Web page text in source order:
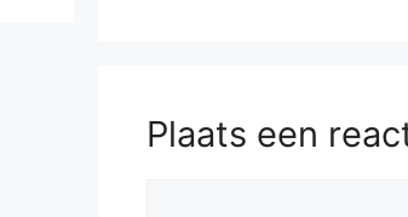
Plaats een